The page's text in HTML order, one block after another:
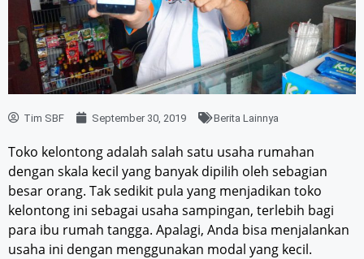
Tim SBF September 30, 2019 Berita Lainnya
Toko kelontong adalah salah satu usaha rumahan
dengan skala kecil yang banyak dipilih oleh sebagian
besar orang. Tak sedikit pula yang menjadikan toko
kelontong ini sebagai usaha sampingan, terlebih bagi
para ibu rumah tangga. Apalagi, Anda bisa menjalankan
usaha ini dengan menggunakan modal yang kecil.